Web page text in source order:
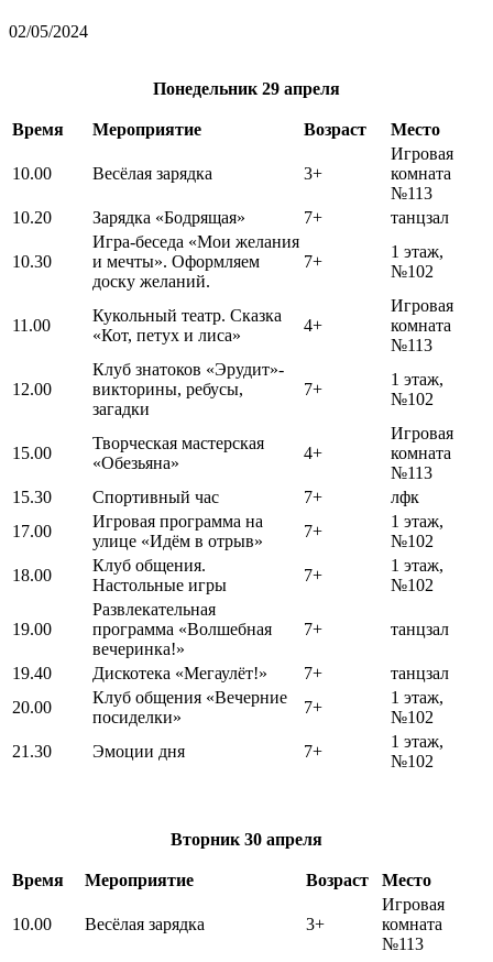
02/05/2024
Понедельник 29 апреля
Время Мероприятие Возраст Место
10.00 Весёлая зарядка 3+
Игровая
комната
№113
10.20
Зарядка «Бодрящая» 7+ танцзал
10.30
Игра-беседа «Мои желания
и мечты». Оформляем
доску желаний.
7+
1 этаж,
№102
11.00
Кукольный театр. Сказка
«Кот, петух и лиса»
4+
Игровая
комната
№113
12.00
Клуб знатоков «Эрудит»-
викторины, ребусы,
загадки
7+
1 этаж,
№102
15.00
Творческая мастерская
«Обезьяна»
4+
Игровая
комната
№113
15.30
Спортивный час 7+
лфк
17.00
Игровая программа на
улице «Идём в отрыв»
7+
1 этаж,
№102
18.00
Клуб общения.
Настольные игры
7+
1 этаж,
№102
19.00
Развлекательная
программа «Волшебная
вечеринка!»
7+ танцзал
19.40 Дискотека «Мегаулёт!» 7+
танцзал
20.00
Клуб общения «Вечерние
посиделки»
7+
1 этаж,
№102
21.30
Эмоции дня 7+
1 этаж,
№102
Вторник 30 апреля
Время Мероприятие Возраст Место
10.00 Весёлая зарядка 3+
Игровая
комната
№113